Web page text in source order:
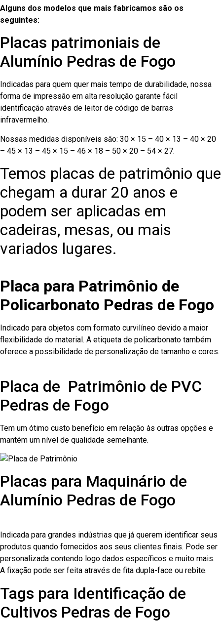
Alguns dos modelos que mais fabricamos são os
seguintes:
Placas patrimoniais de
Alumínio Pedras de Fogo
Indicadas para quem quer mais tempo de durabilidade, nossa
forma de impressão em alta resolução garante fácil
identificação através de leitor de código de barras
infravermelho.
Nossas medidas disponíveis são: 30 × 15 – 40 × 13 – 40 × 20
– 45 × 13 – 45 × 15 – 46 × 18 – 50 × 20 – 54 × 27.
Temos placas de patrimônio que
chegam a durar 20 anos e
podem ser aplicadas em
cadeiras, mesas, ou mais
variados lugares.
Placa para Patrimônio de
Policarbonato Pedras de Fogo
Indicado para objetos com formato curvilíneo devido a maior
flexibilidade do material. A etiqueta de policarbonato também
oferece a possibilidade de personalização de tamanho e cores.
Placa de Patrimônio de PVC
Pedras de Fogo
Tem um ótimo custo benefício em relação às outras opções e
mantém um nível de qualidade semelhante.
Placas para Maquinário de
Alumínio Pedras de Fogo
Indicada para grandes indústrias que já querem identificar seus
produtos quando fornecidos aos seus clientes finais. Pode ser
personalizada contendo logo dados específicos e muito mais.
A fixação pode ser feita através de fita dupla-face ou rebite.
Tags para Identificação de
Cultivos Pedras de Fogo